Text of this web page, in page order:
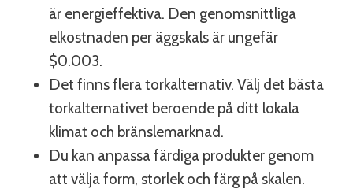
är energieffektiva. Den genomsnittliga
elkostnaden per äggskals är ungefär
$0.003.
Det finns flera torkalternativ. Välj det bästa
torkalternativet beroende på ditt lokala
klimat och bränslemarknad.
Du kan anpassa färdiga produkter genom
att välja form, storlek och färg på skalen.